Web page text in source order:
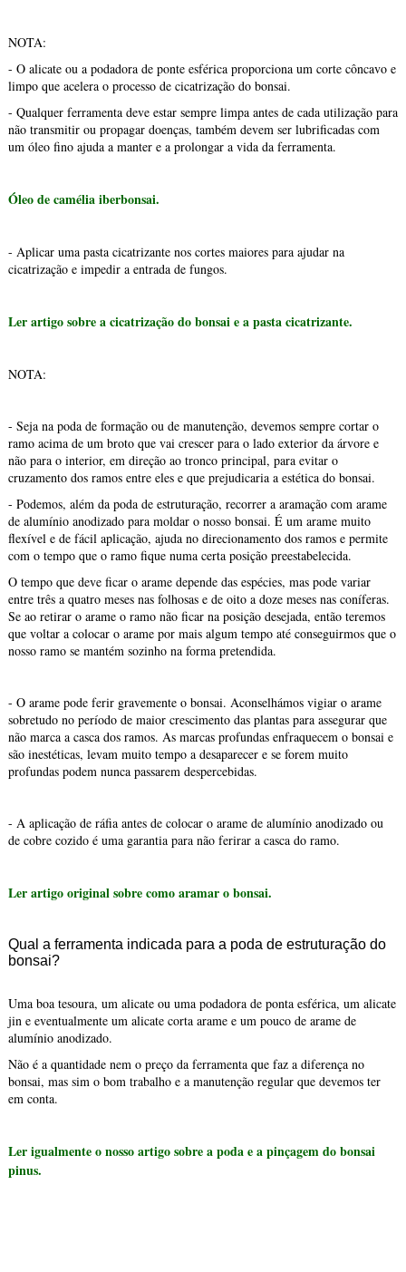
NOTA:
- O alicate ou a podadora de ponte esférica proporciona um corte côncavo e
limpo que acelera o processo de cicatrização do bonsai.
- Qualquer ferramenta deve estar sempre limpa antes de cada utilização para
não transmitir ou propagar doenças, também devem ser lubrificadas com
um óleo fino ajuda a manter e a prolongar a vida da ferramenta.
Óleo de camélia iberbonsai.
- Aplicar uma pasta cicatrizante nos cortes maiores para ajudar na
cicatrização e impedir a entrada de fungos.
Ler artigo sobre a cicatrização do bonsai e a pasta cicatrizante.
NOTA:
- Seja na poda de formação ou de manutenção, devemos sempre cortar o
ramo acima de um broto que vai crescer para o lado exterior da árvore e
não para o interior, em direção ao tronco principal, para evitar o
cruzamento dos ramos entre eles e que prejudicaria a estética do bonsai.
- Podemos, além da poda de estruturação, recorrer a aramação com arame
de alumínio anodizado para moldar o nosso bonsai. É um arame muito
flexível e de fácil aplicação, ajuda no direcionamento dos ramos e permite
com o tempo que o ramo fique numa certa posição preestabelecida.
O tempo que deve ficar o arame depende das espécies, mas pode variar
entre três a quatro meses nas folhosas e de oito a doze meses nas coníferas.
Se ao retirar o arame o ramo não ficar na posição desejada, então teremos
que voltar a colocar o arame por mais algum tempo até conseguirmos que o
nosso ramo se mantém sozinho na forma pretendida.
- O arame pode ferir gravemente o bonsai. Aconselhámos vigiar o arame
sobretudo no período de maior crescimento das plantas para assegurar que
não marca a casca dos ramos. As marcas profundas enfraquecem o bonsai e
são inestéticas, levam muito tempo a desaparecer e se forem muito
profundas podem nunca passarem despercebidas.
- A aplicação de ráfia antes de colocar o arame de alumínio anodizado ou
de cobre cozido é uma garantia para não ferirar a casca do ramo.
Ler artigo original sobre como aramar o bonsai.
Qual a ferramenta indicada para a poda de estruturação do
bonsai?
Uma boa tesoura, um alicate ou uma podadora de ponta esférica, um alicate
jin e eventualmente um alicate corta arame e um pouco de arame de
alumínio anodizado.
Não é a quantidade nem o preço da ferramenta que faz a diferença no
bonsai, mas sim o bom trabalho e a manutenção regular que devemos ter
em conta.
Ler igualmente o nosso artigo sobre a poda e a pinçagem do bonsai
pinus.